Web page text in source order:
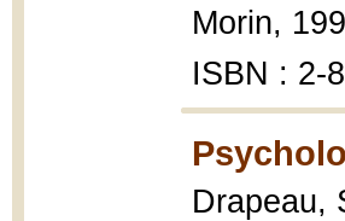
Morin,
ISBN : 2-
Drapeau,